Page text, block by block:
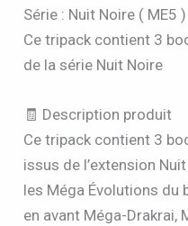
Série : Nuit Noire ( ME5 )
Ce tripack contient 3
de la série Nuit Noire
🧾 Description produit
Ce tripack contient 3
issus de l’extension
les Méga Évolutions du
en avant Méga-Drakrai,